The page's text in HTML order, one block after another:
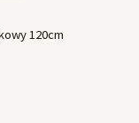
120cm